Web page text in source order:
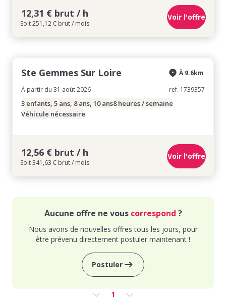
12,31 € brut / h
Soit 251,12 € brut / mois
Voir l'offre
Ste Gemmes Sur Loire
À partir du 31 août 2026
À 9.6km
ref. 1739357
3 enfants, 5 ans, 8 ans, 10 ans8 heures / semaine
Véhicule nécessaire
12,56 € brut / h
Soit 341,63 € brut / mois
Voir l'offre
Aucune offre ne vous correspond ?
Nous avons de nouvelles offres tous les jours, pour
être prévenu directement postuler maintenant !
Postuler
1